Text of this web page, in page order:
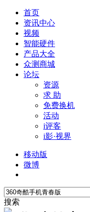
首页
资讯中心
视频
智能硬件
产品大全
众测商城
论坛
资源
求 助
免费换机
活动
i评客
i影·视界
移动版
微博
搜索